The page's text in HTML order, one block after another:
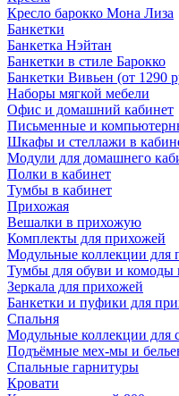
Кресло барокко Мона Лиза
Банкетки
Банкетка Нэйтан
Банкетки в стиле Барокко
Банкетки Вивьен (от 1290
Наборы мягкой мебели
Офис и домашний кабинет
Письменные и
Шкафы и стеллажи в
Модули для домашнего
Полки в кабинет
Тумбы в кабинет
Прихожая
Вешалки в прихожую
Комплекты для прихожей
Модульные коллекции для
Тумбы для обуви и
Зеркала для прихожей
Банкетки и пуфики для
Спальня
Модульные коллекции для
Подъёмные мех-мы и
Спальные гарнитуры
Кровати